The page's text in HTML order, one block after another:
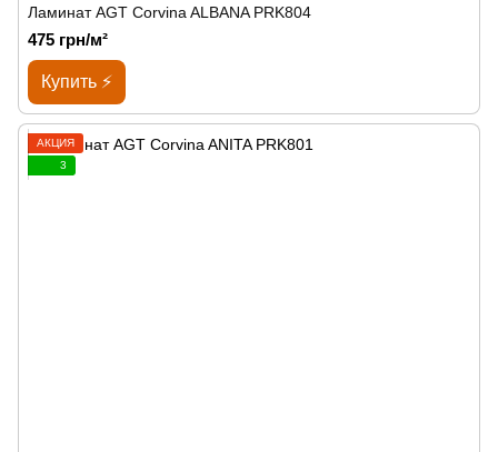
Ламинат AGT Corvina ALBANA PRK804
475 грн/м²
Купить ⚡
АКЦИЯ
3